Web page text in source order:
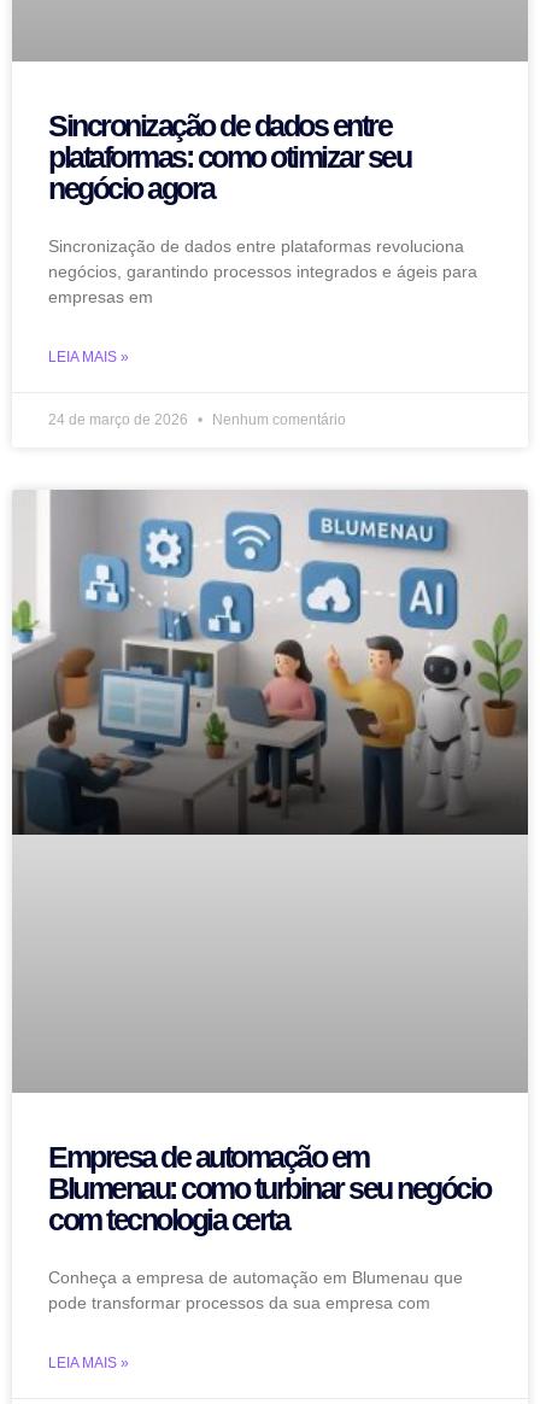
Sincronização de dados entre
plataformas: como otimizar seu
negócio agora
Sincronização de dados entre plataformas revoluciona
negócios, garantindo processos integrados e ágeis para
empresas em
LEIA MAIS »
24 de março de 2026 Nenhum comentário
Empresa de automação em
Blumenau: como turbinar seu negócio
com tecnologia certa
Conheça a empresa de automação em Blumenau que
pode transformar processos da sua empresa com
LEIA MAIS »